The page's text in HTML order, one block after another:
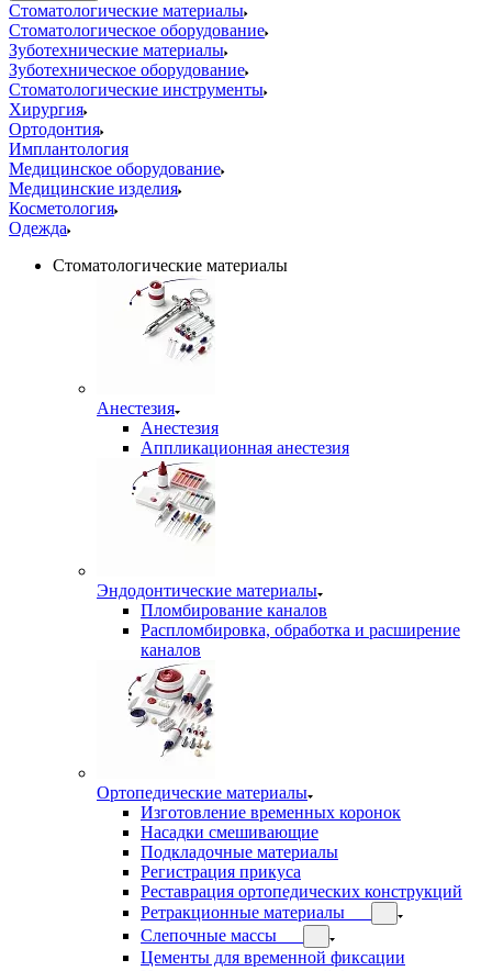
Стоматологические материалы
Стоматологическое оборудование
Зуботехнические материалы
Зуботехническое оборудование
Стоматологические инструменты
Хирургия
Ортодонтия
Имплантология
Медицинское оборудование
Медицинские изделия
Косметология
Одежда
Стоматологические материалы
Анестезия
Анестезия
Аппликационная анестезия
Эндодонтические материалы
Пломбирование каналов
Распломбировка, обработка и расширение
каналов
Ортопедические материалы
Изготовление временных коронок
Насадки смешивающие
Подкладочные материалы
Регистрация прикуса
Реставрация ортопедических конструкций
Ретракционные материалы
Слепочные массы
Цементы для временной фиксации